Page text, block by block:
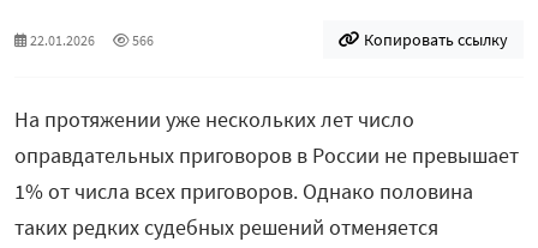
22.01.2026 566 Копировать ссылку
На протяжении уже нескольких лет число
оправдательных приговоров в России не превышает
1% от числа всех приговоров. Однако половина
таких редких судебных решений отменяется